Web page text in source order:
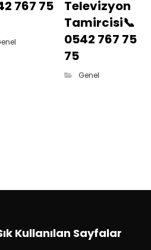
767 75
Televizyon
Tamircisi📞
0542 767 75
75
Genel
Kullanılan Sayfalar